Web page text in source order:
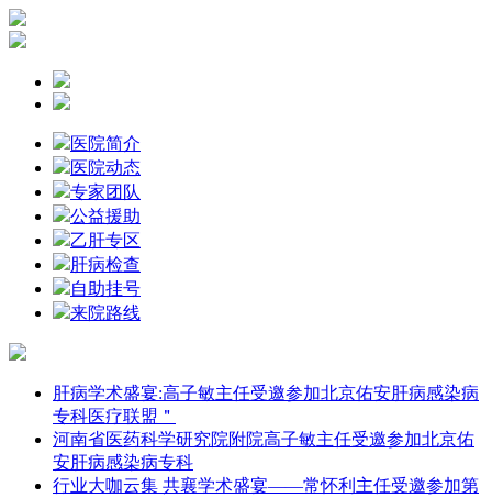
医院简介
医院动态
专家团队
公益援助
乙肝专区
肝病检查
自助挂号
来院路线
肝病学术盛宴:高子敏主任受邀参加北京佑安肝病感染病
专科医疗联盟＂
河南省医药科学研究院附院高子敏主任受邀参加北京佑
安肝病感染病专科
行业大咖云集 共襄学术盛宴——常怀利主任受邀参加第